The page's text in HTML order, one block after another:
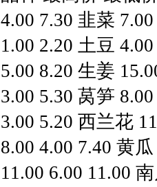
4.007.30韭菜
1.002.20土豆
5.008.20生姜
3.005.30莴笋
3.005.20西兰花
8.004.007.40黄
11.006.0011.00